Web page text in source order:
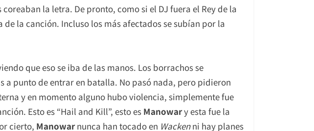
la letra. De pronto, como si el DJ fuera el Rey de la
la canción. Incluso los más afectados se subían por la
que eso se iba de las manos. Los borrachos se
punto de entrar en batalla. No pasó nada, pero pidieron
y en momento alguno hubo violencia, simplemente fue
Esto es “Hail and Kill”, esto es Manowary esta fue la
cierto, Manowarnunca han tocado en Wackenni hay planes